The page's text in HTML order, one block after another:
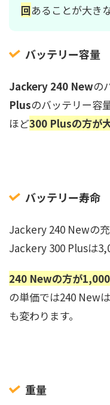
回あることが大き
バッテリー容量
Jackery 240 Newの
Plusのバッテリー容
ほど300 Plusの方が
バッテリー寿命
Jackery 240 Newの
Jackery 300 Plusは
240 Newの方が
の単価では240 Newは
も変わります。
重量